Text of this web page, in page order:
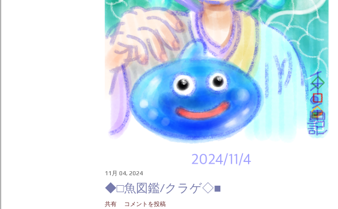
11月 04, 2024
◆□魚図鑑/クラゲ◇■
共有 コメントを投稿